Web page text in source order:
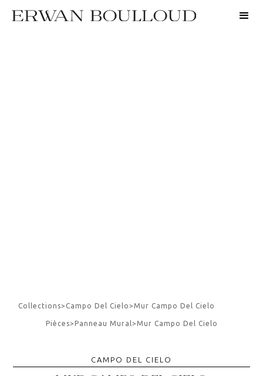
Collections> Campo Del Cielo>Mur Campo Del Cielo
Pièces> Panneau Mural>Mur Campo Del Cielo
CAMPO DEL CIELO